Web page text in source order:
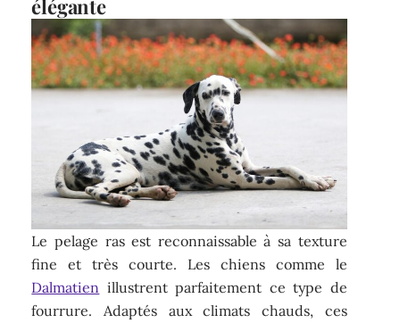
élégante
Le pelage ras est reconnaissable à sa texture
fine et très courte. Les chiens comme le
Dalmatien illustrent parfaitement ce type de
fourrure. Adaptés aux climats chauds, ces